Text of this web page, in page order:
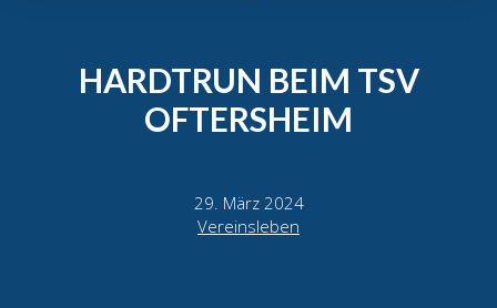
HARDTRUN BEIM TSV
OFTERSHEIM
29. März 2024
Vereinsleben